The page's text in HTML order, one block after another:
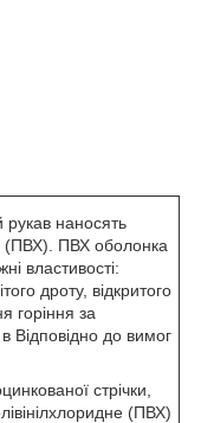
рукав наносять
(ПВХ). ПВХ оболонка
властивості:
дроту, відкритого
горіння за
Відповідно до вимог
стрічки,
(ПВХ)